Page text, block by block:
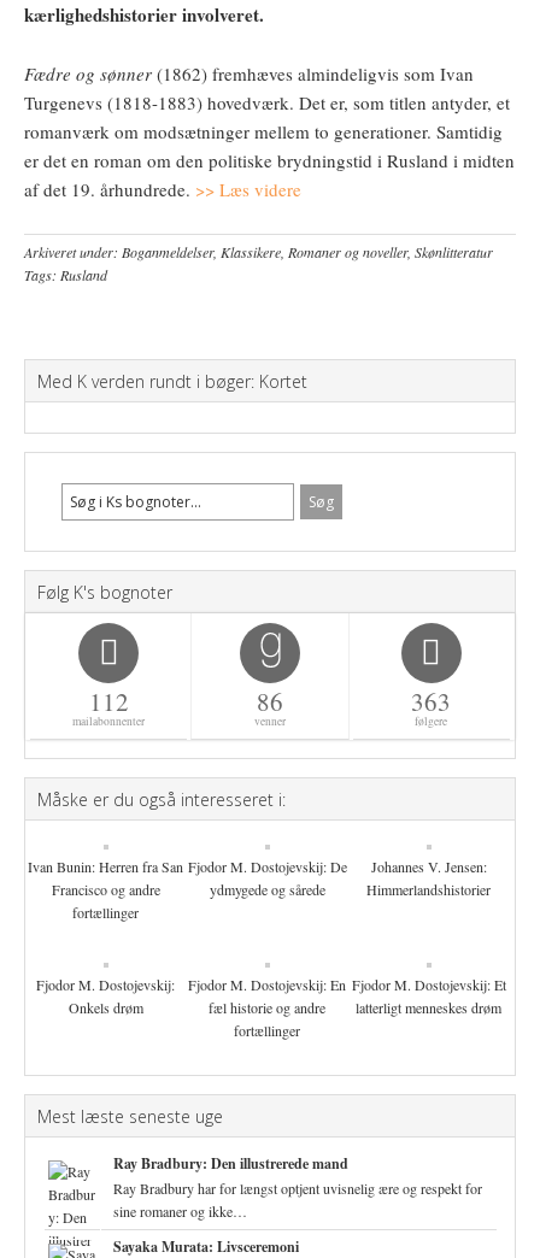
kærlighedshistorier involveret.
Fædre og sønner (1862) fremhæves almindeligvis som Ivan
Turgenevs (1818-1883) hovedværk. Det er, som titlen antyder, et
romanværk om modsætninger mellem to generationer. Samtidig
er det en roman om den politiske brydningstid i Rusland i midten
af det 19. århundrede. >> Læs videre
Arkiveret under: Boganmeldelser, Klassikere Romaner og noveller, Skønlitteratur
Tags: Rusland
Med K verden rundt i bøger: Kortet
Følg K's bognoter
112
mailabonnenter
86
venner
363
følgere
Måske er du også interesseret i:
Ivan Bunin: Herren fra San
Francisco og andre
fortællinger
Fjodor M. Dostojevskij: De
ydmygede og sårede
Johannes V. Jensen:
Himmerlandshistorier
Fjodor M. Dostojevskij:
Onkels drøm
Fjodor M. Dostojevskij: En
fæl historie og andre
fortællinger
Fjodor M. Dostojevskij: Et
latterligt menneskes drøm
Mest læste seneste uge
Ray Bradbury: Den illustrerede mand
Ray Bradbury har for længst optjent uvisnelig ære og respekt for
sine romaner og ikke…
Sayaka Murata: Livsceremoni